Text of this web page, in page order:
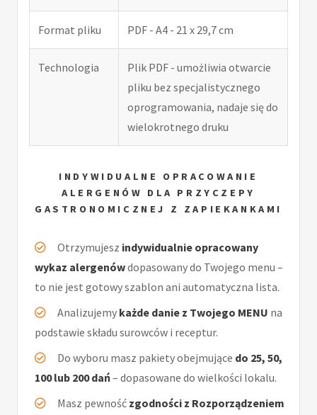
Format pliku PDF - A4 - 21 x 29,7 cm
Technologia
Plik PDF - umożliwia otwarcie
pliku bez specjalistycznego
oprogramowania, nadaje się do
wielokrotnego druku
INDYWIDUALNE OPRACOWANIE
ALERGENÓW DLA PRZYCZEPY
GASTRONOMICZNEJ Z ZAPIEKANKAMI
Otrzymujesz indywidualnie opracowany
wykaz alergenówdopasowany do Twojego menu –
to nie jest gotowy szablon ani automatyczna lista.
Analizujemy każde danie z Twojego MENU na
podstawie składu surowców i receptur.
Do wyboru masz pakiety obejmujące do 25, 50,
100 lub 200 dań– dopasowane do wielkości lokalu.
Masz pewność zgodności z Rozporządzeniem